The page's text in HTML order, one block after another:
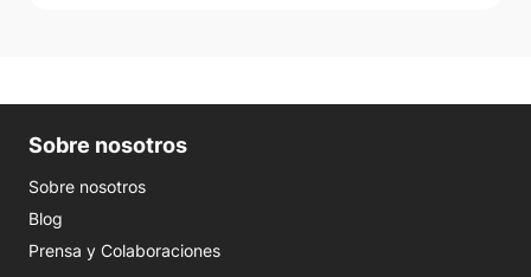
Sobre nosotros
Sobre nosotros
Blog
Prensa y Colaboraciones